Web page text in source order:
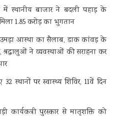
स्थानीय बाजार ने बदली पहाड़ के
1.85 करोड़ का भुगतान
उमड़ा आस्था का सैलाब, डाक कांवड़ के
ने व्यवस्थाओं की सराहना कर
स्थानों पर स्वास्थ्य शिविर, 11वें दिन
कार्यकत्री पुरस्कार से मातृशक्ति को